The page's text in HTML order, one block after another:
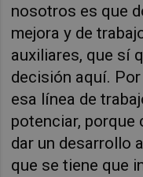
nosotros es que
mejora y de
auxiliares, que sí
decisión aquí.
esa línea de
potenciar, porque
dar un desarrollo
que se tiene que